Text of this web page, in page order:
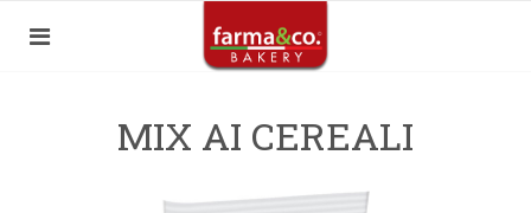
MIX AI CEREALI